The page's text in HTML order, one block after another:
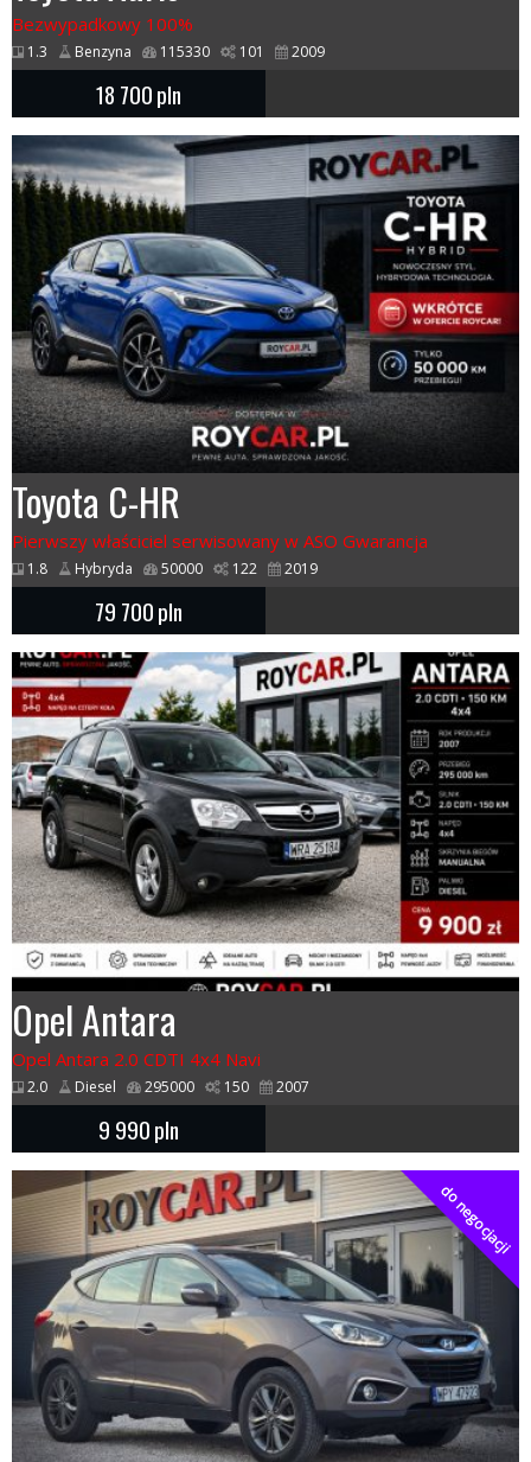
Bezwypadkowy 100%
1.3 Benzyna 115330 101 2009
18 700pln
Toyota C-HR
Pierwszy właściciel serwisowany w ASO Gwarancja
1.8 Hybryda 50000 122 2019
79 700pln
Opel Antara
Opel Antara 2.0 CDTI 4x4 Navi
2.0 Diesel 295000 150 2007
9 990pln
do negocjacji